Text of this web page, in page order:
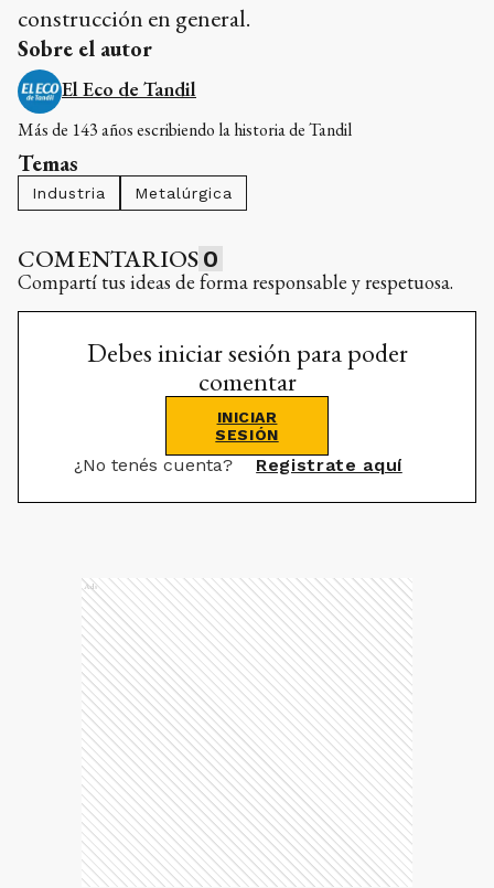
construcción en general.
Sobre el autor
El Eco de Tandil
Más de 143 años escribiendo la historia de Tandil
Temas
Industria Metalúrgica
COMENTARIOS 0
Compartí tus ideas de forma responsable y respetuosa.
Debes iniciar sesión para poder
comentar
INICIAR
SESIÓN
¿No tenés cuenta? Registrate aquí
Ads